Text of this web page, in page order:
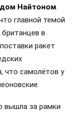
Найтоном.
главной темой
в
ракет
что самолётов у
вышла за рамки